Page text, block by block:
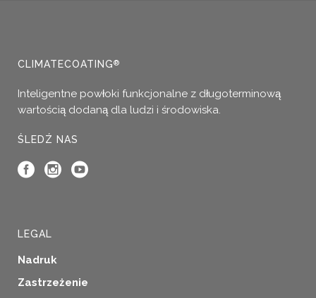
CLIMATECOATING®
Inteligentne powłoki funkcjonalne z długoterminową
wartością dodaną dla ludzi i środowiska.
ŚLEDŹ NAS
LEGAL
Nadruk
Zastrzeżenie